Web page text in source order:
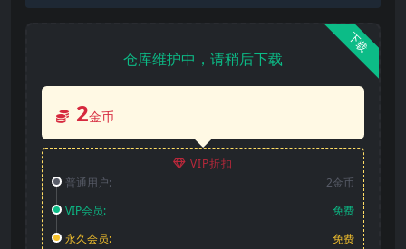
下载
仓库维护中，请稍后下载
2金币
VIP折扣
普通用户:
2金币
VIP会员:
免费
永久会员:
免费